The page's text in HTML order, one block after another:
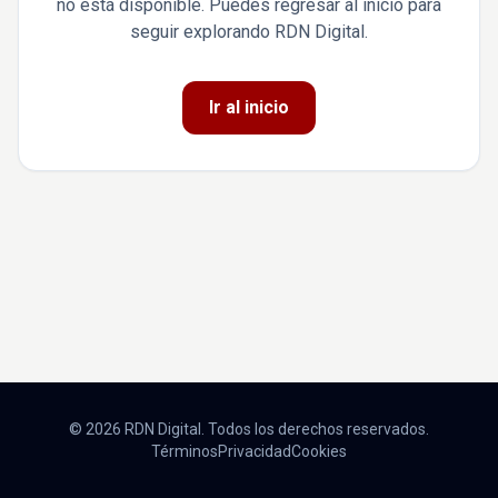
no está disponible. Puedes regresar al inicio para
seguir explorando RDN Digital.
Ir al inicio
© 2026 RDN Digital. Todos los derechos reservados.
TérminosPrivacidadCookies